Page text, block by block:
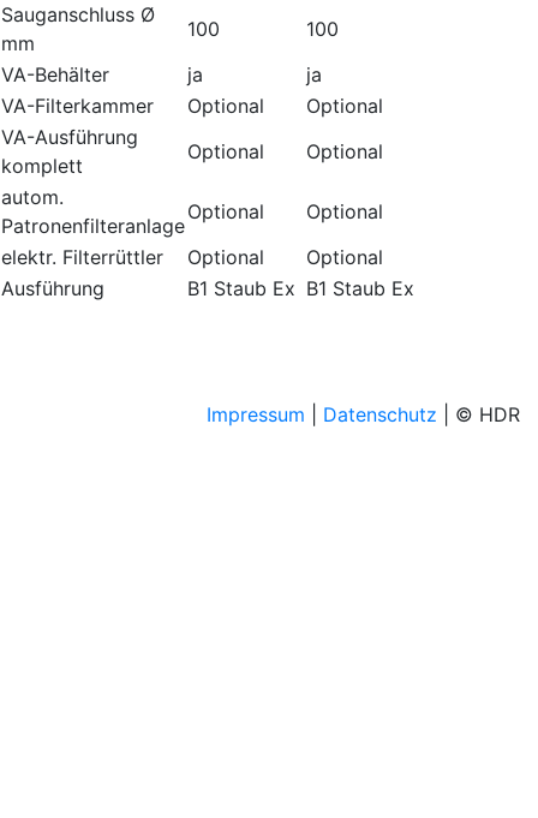
Sauganschluss Ø
mm
100
100
VA-Behälter
ja
ja
VA-Filterkammer
Optional
Optional
VA-Ausführung
komplett
Optional
Optional
autom.
Patronenfilteranlage
Optional
Optional
elektr. Filterrüttler
Optional
Optional
Ausführung
B1 Staub Ex B1 Staub Ex
Impressum Datenschutz | © HDR